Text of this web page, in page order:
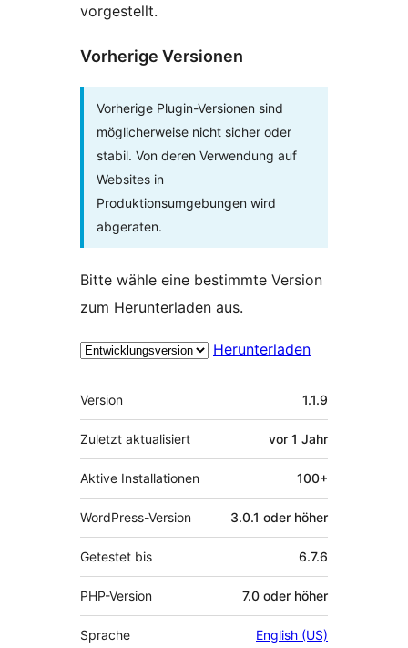
vorgestellt.
Vorherige Versionen
Vorherige Plugin-Versionen sind
möglicherweise nicht sicher oder
stabil. Von deren Verwendung auf
Websites in
Produktionsumgebungen wird
abgeraten.
Bitte wähle eine bestimmte Version
zum Herunterladen aus.
Herunterladen
Meta
Version 1.1.9
Zuletzt aktualisiert vor 1 Jahr
Aktive Installationen 100+
WordPress-Version 3.0.1 oder höher
Getestet bis 6.7.6
PHP-Version 7.0 oder höher
Sprache English (US)